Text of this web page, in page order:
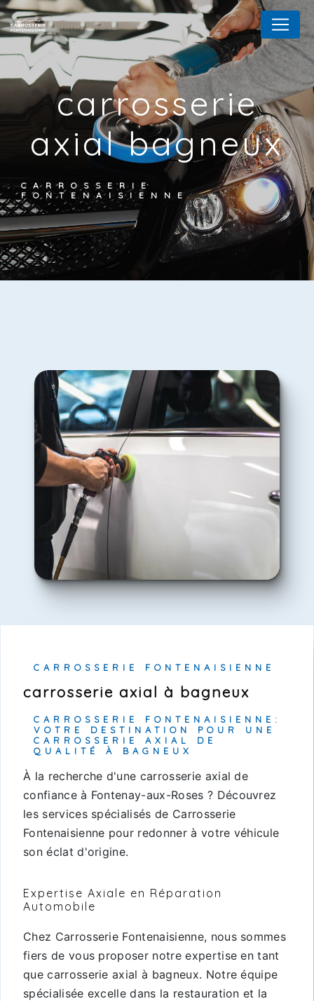
carrosserie
axial bagneux
CARROSSERIE
FONTENAISIENNE
CARROSSERIE FONTENAISIENNE
carrosserie axial à bagneux
CARROSSERIE FONTENAISIENNE:
VOTRE DESTINATION POUR UNE
CARROSSERIE AXIAL DE
QUALITÉ À BAGNEUX
À la recherche d'une carrosserie axial de
confiance à Fontenay-aux-Roses ? Découvrez
les services spécialisés de Carrosserie
Fontenaisienne pour redonner à votre véhicule
son éclat d'origine.
Expertise Axiale en Réparation
Automobile
Chez Carrosserie Fontenaisienne, nous sommes
fiers de vous proposer notre expertise en tant
que carrosserie axial à bagneux. Notre équipe
spécialisée excelle dans la restauration et la
Panneau de gestion des cookies